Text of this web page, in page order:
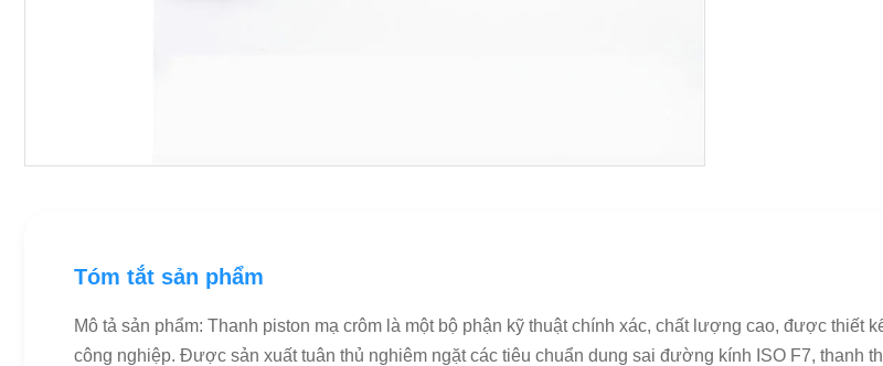
Tóm tắt sản phẩm
Mô tả sản phẩm: Thanh piston mạ crôm là một bộ phận kỹ thuật chính xác, chất lượng cao, được thiết
công nghiệp. Được sản xuất tuân thủ nghiêm ngặt các tiêu chuẩn dung sai đường kính ISO F7, thanh